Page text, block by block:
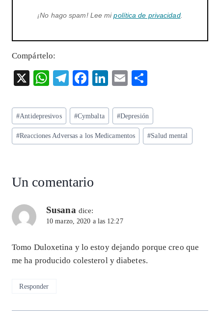
¡No hago spam! Lee mipolítica de privacidad.
Compártelo:
X
W
ts
A
p
T
eg
ra
m
F
eb
o
o
Li
ke
dI
n
E
ai
l
re
Etiquetas
de
la
#Antidepresivos #Cymbalta #Depresión
#Reacciones Adversas a los Medicamentos #Salud mental
Un comentario
Susana dice:
10 marzo, 2020 a las 12:27
Tomo Duloxetina y lo estoy dejando porque creo que
me ha producido colesterol y diabetes.
Responder